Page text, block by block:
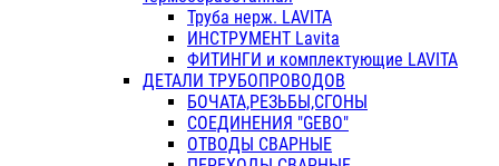
Труба нерж. LAVITA
ИНСТРУМЕНТ Lavita
ФИТИНГИ и комплектующие LAVITA
ДЕТАЛИ ТРУБОПРОВОДОВ
БОЧАТА,РЕЗЬБЫ,СГОНЫ
СОЕДИНЕНИЯ "GEBO"
ОТВОДЫ СВАРНЫЕ